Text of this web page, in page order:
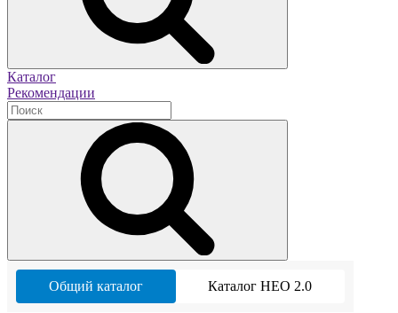
Каталог
Рекомендации
Общий каталог Каталог НЕО 2.0